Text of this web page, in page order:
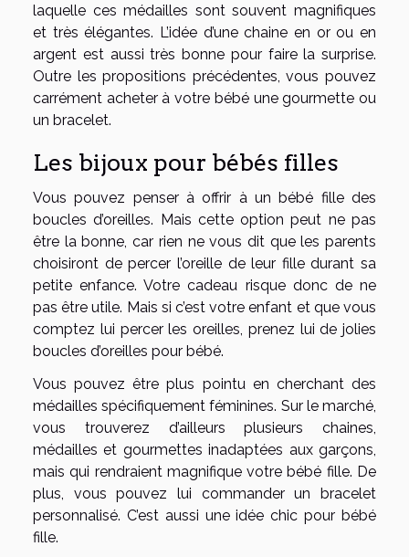
laquelle ces médailles sont souvent magnifiques
et très élégantes. L’idée d’une chaine en or ou en
argent est aussi très bonne pour faire la surprise.
Outre les propositions précédentes, vous pouvez
carrément acheter à votre bébé une gourmette ou
un bracelet.
Les bijoux pour bébés filles
Vous pouvez penser à offrir à un bébé fille des
boucles d’oreilles. Mais cette option peut ne pas
être la bonne, car rien ne vous dit que les parents
choisiront de percer l’oreille de leur fille durant sa
petite enfance. Votre cadeau risque donc de ne
pas être utile. Mais si c’est votre enfant et que vous
comptez lui percer les oreilles, prenez lui de jolies
boucles d’oreilles pour bébé.
Vous pouvez être plus pointu en cherchant des
médailles spécifiquement féminines. Sur le marché,
vous trouverez d’ailleurs plusieurs chaines,
médailles et gourmettes inadaptées aux garçons,
mais qui rendraient magnifique votre bébé fille. De
plus, vous pouvez lui commander un bracelet
personnalisé. C’est aussi une idée chic pour bébé
fille.